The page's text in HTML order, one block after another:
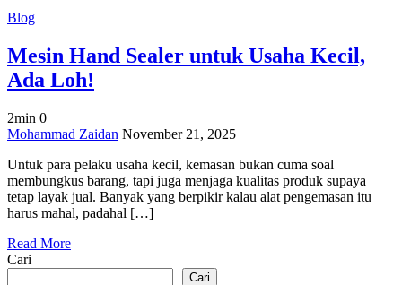
Blog
Mesin Hand Sealer untuk Usaha Kecil,
Ada Loh!
2min 0
on
Hand
Sealer
untuk
Usaha
Ada
Loh!
Mohammad Zaidan November 21, 2025
Untuk para pelaku usaha kecil, kemasan bukan cuma soal
membungkus barang, tapi juga menjaga kualitas produk supaya
tetap layak jual. Banyak yang berpikir kalau alat pengemasan itu
harus mahal, padahal […]
Read More
Cari
Cari